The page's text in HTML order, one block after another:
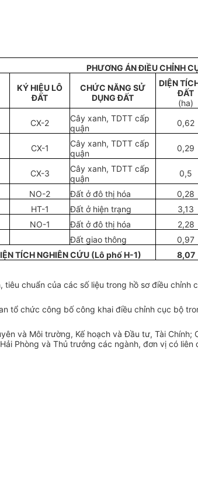
PHƯƠNG ÁN ĐIỀU CHỈNH
KÝ HIỆU LÔ
ĐẤT
CHỨC NĂNG SỬ
DỤNG ĐẤT
DIỆN
ĐẤT
(ha)
CX-2
Cây xanh, TDTT cấp
quận
0,62
CX-1
Cây xanh, TDTT cấp
quận
0,29
CX-3
Cây xanh, TDTT cấp
quận
0,5
NO-2 Đất ở đô thị hóa 0,28
HT-1 Đất ở hiện trạng 3,13
NO-1 Đất ởđô thị hóa 2,28
Đất giao thông
0,97
TÍCH NGHIÊN CỨU (Lô phố H-1)
8,07
tiêu chuẩn của các số liệu trong hồ sơ điều
tổ chức công bố công khai điều chỉnh cục bộ
và Môi trường, Kế hoạch và Đầu tư, Tài Chính;
Phòng và Thủ trưởng các ngành, đơn vị có liên